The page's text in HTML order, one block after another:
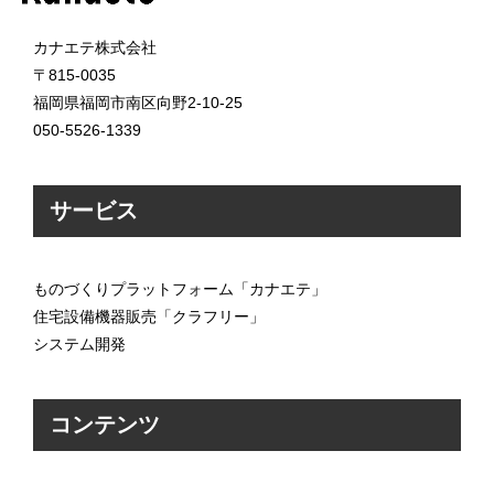
カナエテ株式会社
〒815-0035
福岡県福岡市南区向野2-10-25
050-5526-1339
サービス
ものづくりプラットフォーム「カナエテ」
住宅設備機器販売「クラフリー」
システム開発
コンテンツ